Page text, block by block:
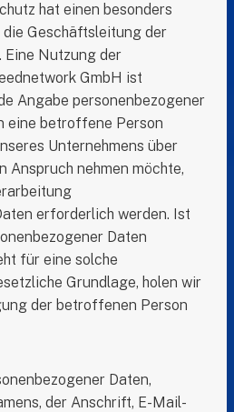
hat einen besonders
Geschäftsleitung der
Eine Nutzung der
GmbH ist
Angabe personenbezogener
eine betroffene Person
Unternehmens über
Anspruch nehmen möchte,
erforderlich werden. Ist
Daten
für eine solche
Grundlage, holen wir
der betroffenen Person
Daten,
der Anschrift, E-Mail-